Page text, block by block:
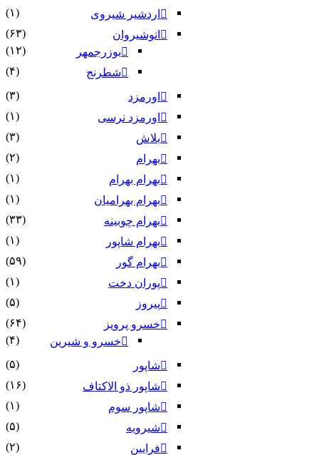
اردشیر شیروی
(۱)
انوشیروان
(۶۳)
بوزرجمهر
(۱۲)
شطرنج
(۴)
اورمزد
(۳)
اورمزد نرسى‏
(۱)
بلاش
(۳)
بهرام
(۲)
بهرام بهرام
(۱)
بهرام بهرامیان‏
(۱)
بهرام چوبینه
(۳۳)
بهرام شاپور
(۱)
بهرام گور
(۵۹)
پوران دخت
(۱)
پیروز
(۵)
خسرو پرویز
(۶۴)
خسرو و شیرین
(۴)
شاپور
(۵)
شاپور ذو الاکتاف
(۱۶)
شاپور سوم‏
(۱)
شیرویه
(۵)
فرایین
(۲)